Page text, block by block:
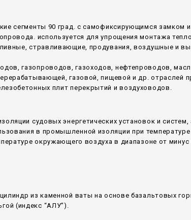
сегменты 90 град. с самофиксирующимся замком
используется для упрощения монтажа
стравливающие, продувания, воздушные и
газопроводов, газоходов, нефтепроводов,
газовой, пищевой и др. отраслей
плит перекрытий и воздуховодов.
судовых энергетических установок и
в промышленной изоляции при
окружающего воздуха в диапазоне от минус
из каменной ваты на основе базальтовых
(индекс “АЛУ”).